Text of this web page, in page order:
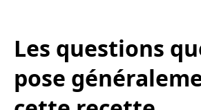
Les questions
pose